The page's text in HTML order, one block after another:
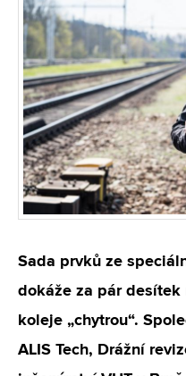
Sada prvků ze
dokáže za pár
koleje „chytrou“.
ALIS Tech, Drážní